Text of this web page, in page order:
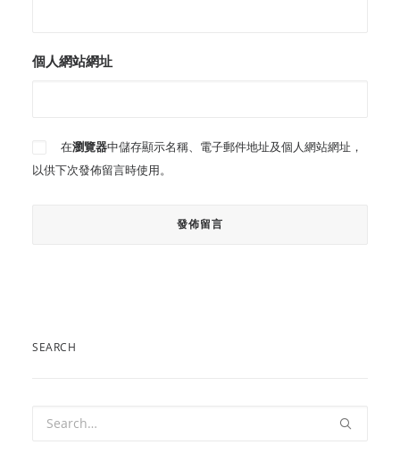
個人網站網址
在瀏覽器中儲存顯示名稱、電子郵件地址及個人網站網址，
以供下次發佈留言時使用。
SEARCH